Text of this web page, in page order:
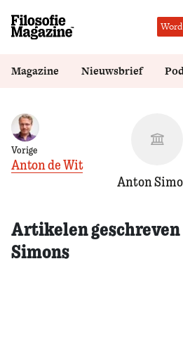
Magazine Nieuwsbrief
Vorige
Anton de Wit
Anton
Artikelen
Simons